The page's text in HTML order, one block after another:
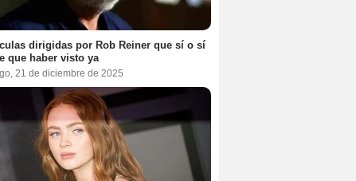
dirigidas por Rob Reiner que sí o sí
que haber visto ya
21 de diciembre de 2025